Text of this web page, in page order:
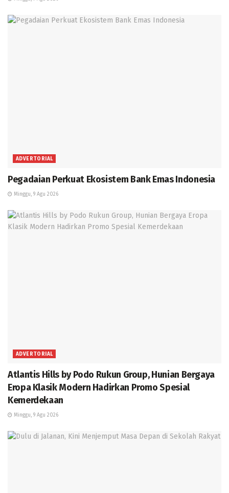
ADVERTORIAL
Pegadaian Perkuat Ekosistem Bank Emas Indonesia
Minggu, 9 Agu 2026
ADVERTORIAL
Atlantis Hills by Podo Rukun Group, Hunian Bergaya
Eropa Klasik Modern Hadirkan Promo Spesial
Kemerdekaan
Minggu, 9 Agu 2026